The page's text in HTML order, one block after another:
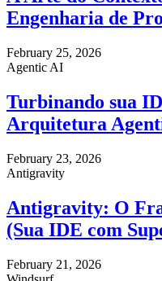
Engenharia de
February 25, 2026
Agentic AI
Turbinando sua
Arquitetura
February 23, 2026
Antigravity
Antigravity: O
(Sua IDE com
February 21, 2026